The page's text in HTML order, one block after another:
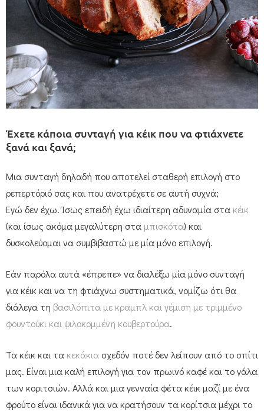
Έχετε κάποια συνταγή για κέικ που να φτιάχνετε
ξανά και ξανά;
Μια συνταγή δηλαδή που αποτελεί σταθερή επιλογή στο
ρεπερτόριό σας και που ανατρέχετε σε αυτή συχνά;
Εγώ δεν έχω. Ίσως επειδή έχω ιδιαίτερη αδυναμία στα κέικ
(και ίσως ακόμα μεγαλύτερη στα μπισκότα) και
δυσκολεύομαι να συμβιβαστώ με μία μόνο επιλογή.
Εάν παρόλα αυτά «έπρεπε» να διαλέξω μία μόνο συνταγή
για κέικ και να τη φτιάχνω συστηματικά, νομίζω ότι θα
διάλεγα τη βασιλόπιτα με κραμπλ και γέμιση με τριμμένο
φουντούκι και ψιλοκομμένη κουβερτούρα.
Τα κέικ και τα κεκάκια σχεδόν ποτέ δεν λείπουν από το σπίτι
μας. Είναι μια καλή επιλογή για τον πρωινό καφέ και το γάλα
των κοριτσιών. Αλλά και μια γενναία φέτα κέικ μαζί με ένα
φρούτο είναι ιδανικά για να κρατήσουν τα κορίτσια μέχρι το